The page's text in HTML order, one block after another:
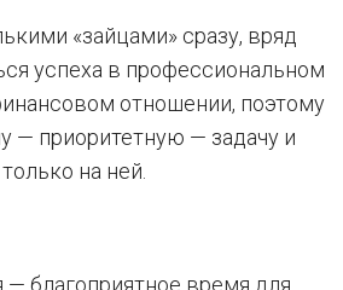
«зайцами» сразу, вряд
успеха в профессиональном
отношении, поэтому
— приоритетную — задачу и
на ней.